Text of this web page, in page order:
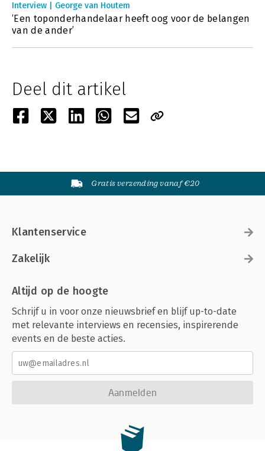
Interview | George van Houtem
‘Een toponderhandelaar heeft oog voor de belangen
van de ander’
Deel dit artikel
Gratis verzending vanaf €20
Klantenservice
Zakelijk
Altijd op de hoogte
Schrijf u in voor onze nieuwsbrief en blijf up-to-date
met relevante interviews en recensies, inspirerende
events en de beste acties.
Aanmelden